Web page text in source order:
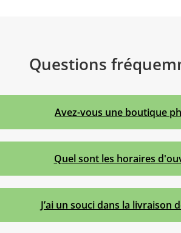
Questions
Avez-vous une boutique
Quel sont les horaires
J’ai un souci dans la livraison